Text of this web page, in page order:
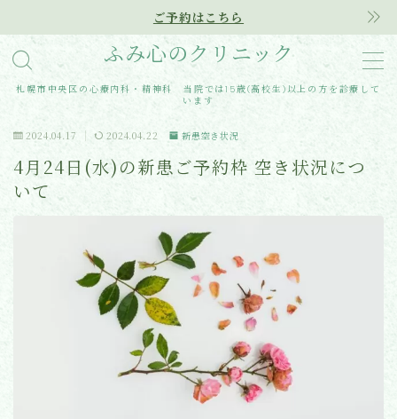
ご予約はこちら
ふみ心のクリニック
札幌市中央区の心療内科・精神科 当院では15歳(高校生)以上の方を診療して
います
MENU
Home
クリニック紹介
診療内容
医師紹介
はじめての方へ
2024.04.17 2024.04.22 新患空き状況
4月24日(水)の新患ご予約枠 空き状況につ
いて